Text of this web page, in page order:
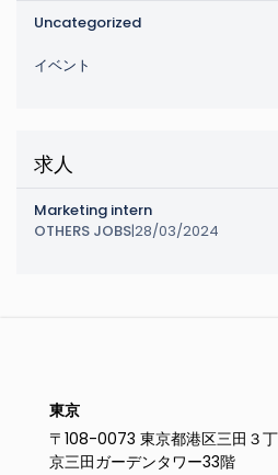
Uncategorized
イベント
求人
Marketing intern
OTHERS JOBS|28/03/2024
東京
〒108-0073 東京都港区三田３
京三田ガーデンタワー33階